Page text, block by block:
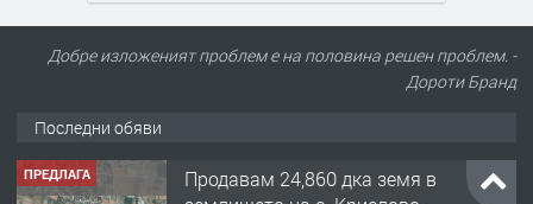
Добре изложеният проблем е на половина решен проблем. -
Дороти Бранд
Последни обяви
ПРЕДЛАГА
Продавам 24,860 дка земя в
землището на с. Крислово
преди 5 месеца